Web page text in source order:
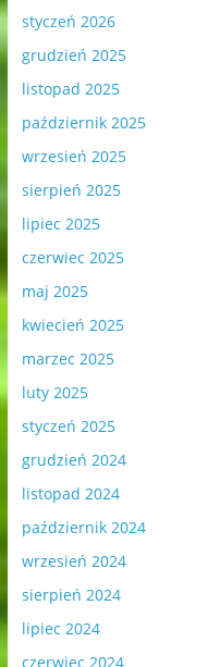
styczeń 2026
grudzień 2025
listopad 2025
październik 2025
wrzesień 2025
sierpień 2025
lipiec 2025
czerwiec 2025
maj 2025
kwiecień 2025
marzec 2025
luty 2025
styczeń 2025
grudzień 2024
listopad 2024
październik 2024
wrzesień 2024
sierpień 2024
lipiec 2024
czerwiec 2024